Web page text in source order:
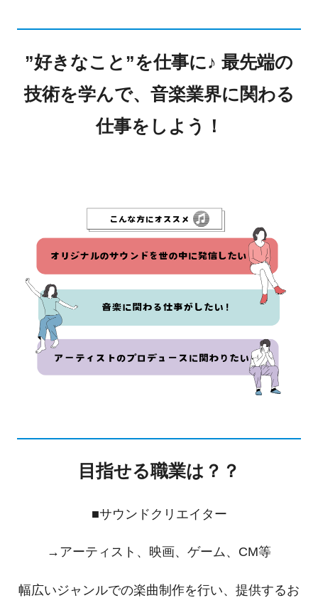
”好きなこと”を仕事に♪ 最先端の
技術を学んで、音楽業界に関わる
仕事をしよう！
目指せる職業は？？
■サウンドクリエイター
→アーティスト、映画、ゲーム、CM等
幅広いジャンルでの楽曲制作を行い、提供するお